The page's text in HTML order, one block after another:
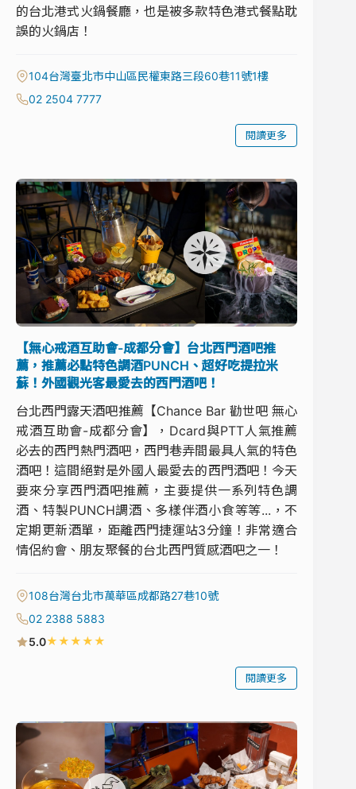
的台北港式火鍋餐廳，也是被多款特色港式餐點耽
誤的火鍋店！
104台灣臺北市中山區民權東路三段60巷11號1樓
02 2504 7777
閱讀更多
【無心戒酒互助會-成都分會】台北西門酒吧推
薦，推薦必點特色調酒PUNCH、超好吃提拉米
蘇！外國觀光客最愛去的西門酒吧！
台北西門露天酒吧推薦【Chance Bar 勸世吧 無心
戒酒互助會-成都分會】，Dcard與PTT人氣推薦
必去的西門熱門酒吧，西門巷弄間最具人氣的特色
酒吧！這間絕對是外國人最愛去的西門酒吧！今天
要來分享西門酒吧推薦，主要提供一系列特色調
酒、特製PUNCH調酒、多樣伴酒小食等等...，不
定期更新酒單，距離西門捷運站3分鐘！非常適合
情侶約會、朋友聚餐的台北西門質感酒吧之一！
108台灣台北市萬華區成都路27巷10號
02 2388 5883
5.0★★★★★
閱讀更多